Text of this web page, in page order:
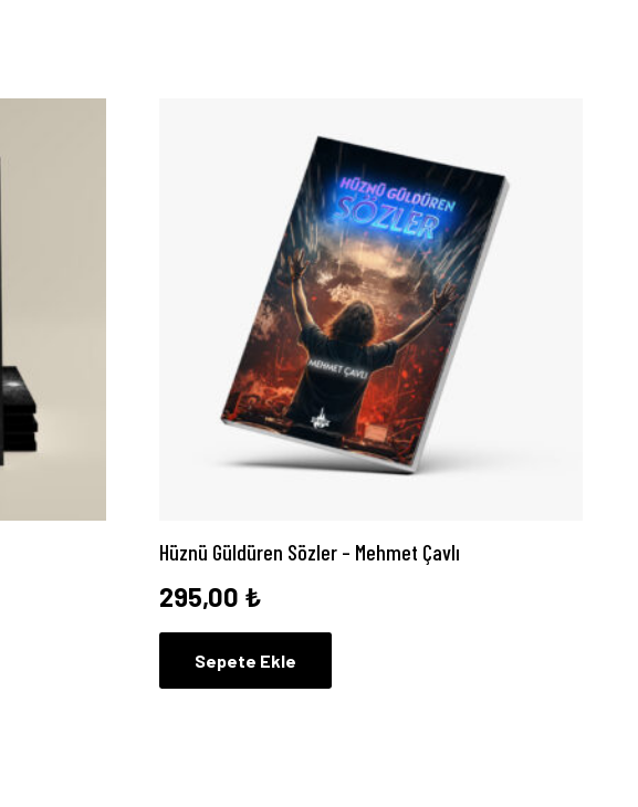
Hüznü Güldüren Sözler – Mehmet Çavlı
295,00 ₺
Sepete Ekle